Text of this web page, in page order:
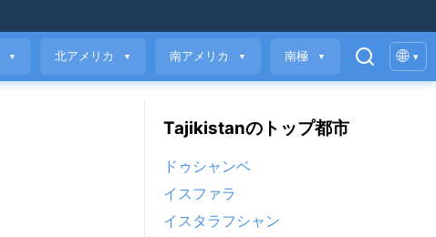
▼ 北アメリカ ▼ 南アメリカ ▼ 南極 ▼ 🌐 ▾
Tajikistanのトップ都市
ドゥシャンベ
イスファラ
イスタラフシャン